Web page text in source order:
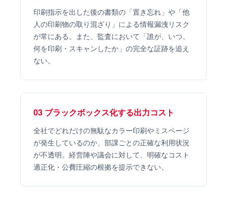
印刷指示を出した後の書類の「置き忘れ」や「他
人の印刷物の取り混ざり」による情報漏洩リスク
が常にある。また、監査において「誰が、いつ、
何を印刷・スキャンしたか」の完全な証跡を追え
ない。
03 ブラックボックス化する出力コスト
全社でどれだけの無駄なカラー印刷やミスページ
が発生しているのか、部課ごとの正確な利用状況
が不透明。経営陣や議会に対して、明確なコスト
適正化・公費圧縮の根拠を提示できない。